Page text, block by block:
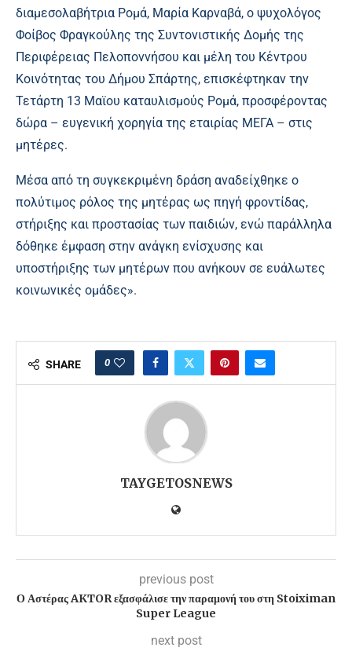
διαμεσολαβήτρια Ρομά, Μαρία Καρναβά, ο ψυχολόγος
Φοίβος Φραγκούλης της Συντονιστικής Δομής της
Περιφέρειας Πελοποννήσου και μέλη του Κέντρου
Κοινότητας του Δήμου Σπάρτης, επισκέφτηκαν την
Τετάρτη 13 Μαϊου καταυλισμούς Ρομά, προσφέροντας
δώρα – ευγενική χορηγία της εταιρίας ΜΕΓΑ – στις
μητέρες.
Μέσα από τη συγκεκριμένη δράση αναδείχθηκε ο
πολύτιμος ρόλος της μητέρας ως πηγή φροντίδας,
στήριξης και προστασίας των παιδιών, ενώ παράλληλα
δόθηκε έμφαση στην ανάγκη ενίσχυσης και
υποστήριξης των μητέρων που ανήκουν σε ευάλωτες
κοινωνικές ομάδες».
SHARE 0
TAYGETOSNEWS
previous post
Ο Αστέρας AKTOR εξασφάλισε την παραμονή του στη Stoiximan
Super League
next post